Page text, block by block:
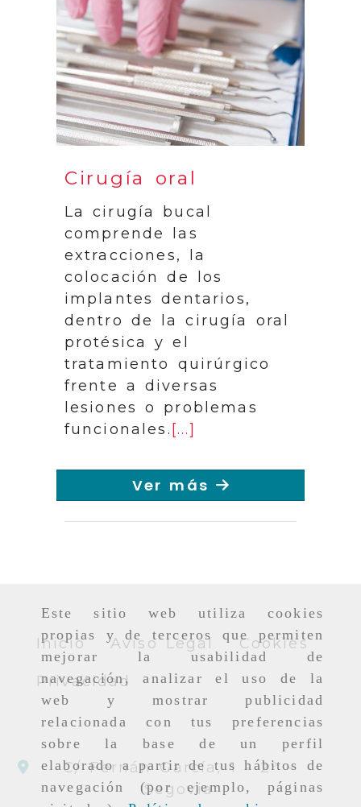
Este sitio web utiliza cookies
propias y de terceros que permiten
mejorar la usabilidad de
navegación, analizar el uso de la
web y mostrar publicidad
relacionada con tus preferencias
sobre la base de un perfil
elaborado a partir de tus hábitos de
navegación (por ejemplo, páginas
Cirugía oral
La cirugía bucal
comprende las
extracciones, la
colocación de los
implantes dentarios,
dentro de la cirugía oral
protésica y el
tratamiento quirúrgico
frente a diversas
lesiones o problemas
funcionales. [...]
Ver más
Inicio Aviso Legal Cookies
Privacidad
C/ Fernán García, 1 - 2º -
Segovia